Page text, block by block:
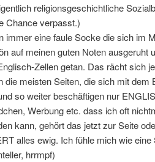
religionsgeschichtliche
Chance verpasst.)
immer eine faule Socke die sich im
auf meinen guten Noten ausgeruht
Zellen getan. Das rächt sich
die meisten Seiten, die sich mit dem
so weiter beschäftigen nur
Werbung etc. dass ich oft
kann, gehört das jetzt zur Seite
alles ewig. Ich fühle mich wie
hrrmpf)